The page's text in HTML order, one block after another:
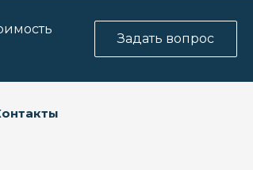
Задать вопрос